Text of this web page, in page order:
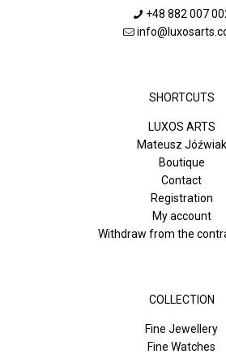
+48 882 007
SHORTCUTS
LUXOS ARTS
Mateusz Jóźwiak
Boutique
Contact
Registration
My account
Withdraw from the
COLLECTION
Fine Jewellery
Fine Watches